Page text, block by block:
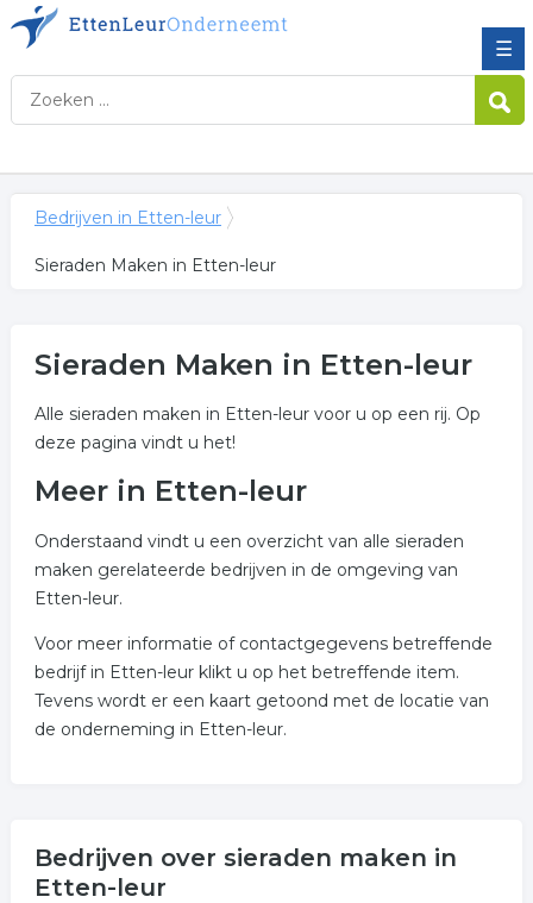
☰
Bedrijven in Etten-leur
Sieraden Maken in Etten-leur
Sieraden Maken in Etten-leur
Alle sieraden maken in Etten-leur voor u op een rij. Op
deze pagina vindt u het!
Meer in Etten-leur
Onderstaand vindt u een overzicht van alle sieraden
maken gerelateerde bedrijven in de omgeving van
Etten-leur.
Voor meer informatie of contactgegevens betreffende
bedrijf in Etten-leur klikt u op het betreffende item.
Tevens wordt er een kaart getoond met de locatie van
de onderneming in Etten-leur.
Bedrijven over sieraden maken in
Etten-leur